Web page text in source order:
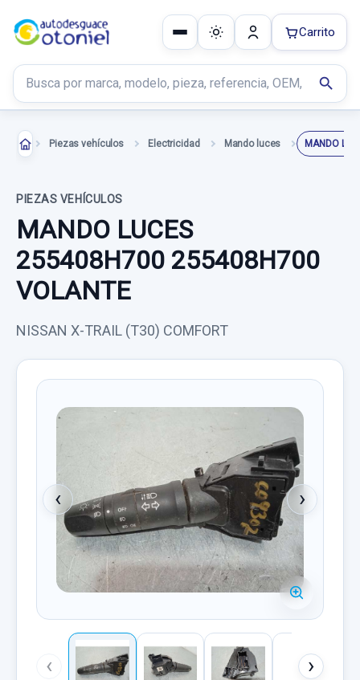
Buscar productos
search
Carrito
Piezas vehículos Electricidad Mando luces
PIEZAS VEHÍCULOS
MANDO LUCES
255408H700 255408H700
VOLANTE
NISSAN X-TRAIL (T30) COMFORT
‹ ›
‹ ›